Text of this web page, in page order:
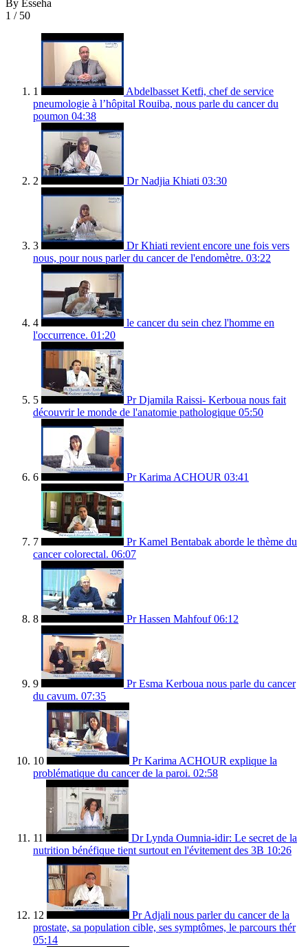
By Esseha
1 / 50
1
Abdelbasset Ketfi, chef de service
pneumologie à l’hôpital Rouiba, nous parle du cancer du
poumon 04:38
2 Dr Nadjia Khiati 03:30
3
Dr Khiati revient encore une fois vers
nous, pour nous parler du cancer de l'endomètre. 03:22
4
le cancer du sein chez l'homme en
l'occurrence. 01:20
5
Pr Djamila Raissi- Kerboua nous fait
découvrir le monde de l'anatomie pathologique 05:50
6 Pr Karima ACHOUR 03:41
7
Pr Kamel Bentabak aborde le thème du
cancer colorectal. 06:07
8 Pr Hassen Mahfouf 06:12
9
Pr Esma Kerboua nous parle du cancer
du cavum. 07:35
10
Pr Karima ACHOUR explique la
problématique du cancer de la paroi. 02:58
11
Dr Lynda Oumnia-idir: Le secret de la
nutrition bénéfique tient surtout en l'évitement des 3B 10:26
12
Pr Adjali nous parler du cancer de la
prostate, sa population cible, ses symptômes, le parcours thér
05:14